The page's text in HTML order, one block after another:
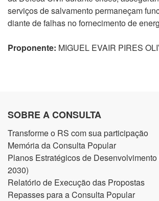
serviços de salvamento permaneçam
diante de falhas no fornecimento de
Proponente: MIGUEL EVAIR PIRES
SOBRE A CONSULTA
Transforme o RS com sua participação
Memória da Consulta Popular
Planos Estratégicos de
2030)
Relatório de Execução das Propostas
Repasses para a Consulta Popular